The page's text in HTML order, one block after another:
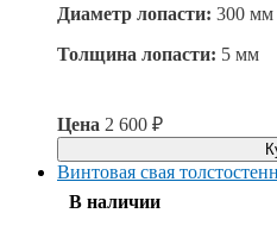
Диаметр лопасти: 300 мм
Толщина лопасти: 5 мм
Цена 2 600 ₽
Винтовая свая
В наличии